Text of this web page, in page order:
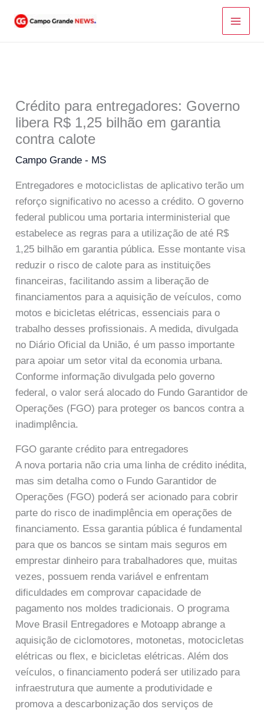
para
Crédito para entregadores: Governo
libera R$ 1,25 bilhão em garantia
contra calote
Campo Grande - MS
Entregadores e motociclistas de aplicativo terão um
reforço significativo no acesso a crédito. O governo
federal publicou uma portaria interministerial que
estabelece as regras para a utilização de até R$
1,25 bilhão em garantia pública. Esse montante visa
reduzir o risco de calote para as instituições
financeiras, facilitando assim a liberação de
financiamentos para a aquisição de veículos, como
motos e bicicletas elétricas, essenciais para o
trabalho desses profissionais. A medida, divulgada
no Diário Oficial da União, é um passo importante
para apoiar um setor vital da economia urbana.
Conforme informação divulgada pelo governo
federal, o valor será alocado do Fundo Garantidor de
Operações (FGO) para proteger os bancos contra a
inadimplência.
FGO garante crédito para entregadores
A nova portaria não cria uma linha de crédito inédita,
mas sim detalha como o Fundo Garantidor de
Operações (FGO) poderá ser acionado para cobrir
parte do risco de inadimplência em operações de
financiamento. Essa garantia pública é fundamental
para que os bancos se sintam mais seguros em
emprestar dinheiro para trabalhadores que, muitas
vezes, possuem renda variável e enfrentam
dificuldades em comprovar capacidade de
pagamento nos moldes tradicionais. O programa
Move Brasil Entregadores e Motoapp abrange a
aquisição de ciclomotores, motonetas, motocicletas
elétricas ou flex, e bicicletas elétricas. Além dos
veículos, o financiamento poderá ser utilizado para
infraestrutura que aumente a produtividade e
promova a descarbonização dos serviços de